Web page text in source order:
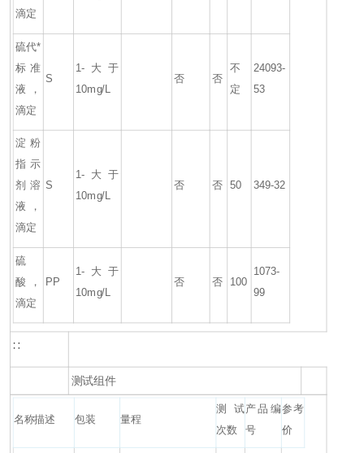
滴定
硫代*
标准
液，
滴定
S
1-大于
10mg/L
否 否
不
定
24093-
53
淀粉
指示
剂溶
液，
滴定
S
1-大于
10mg/L
否 否 50 349-32
硫
酸，
滴定
PP
1-大于
10mg/L
否 否 100
1073-
99
∷
测试组件
名称描述 包装 量程
测试
次数
产品编
号
参考
价